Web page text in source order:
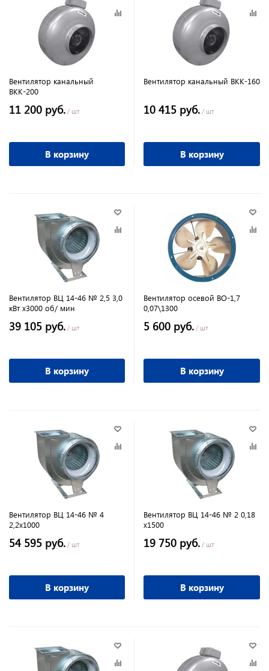
Вентилятор канальный
ВКК-200
11 200 руб. / шт
В корзину
Вентилятор канальный ВКК-160
10 415 руб. / шт
В корзину
Вентилятор ВЦ 14-46 № 2,5 3,0
кВт х3000 об/ мин
39 105 руб. / шт
В корзину
Вентилятор осевой ВО-1,7
0,07\1300
5 600 руб. / шт
В корзину
Вентилятор ВЦ 14-46 № 4
2,2х1000
54 595 руб. / шт
В корзину
Вентилятор ВЦ 14-46 № 2 0,18
х1500
19 750 руб. / шт
В корзину